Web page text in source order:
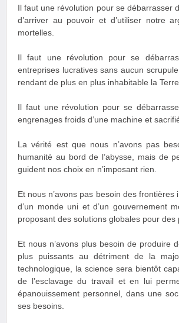
Il faut une révolution pour se débarrasser
d’arriver au pouvoir et d’utiliser notre
mortelles.
Il faut une révolution pour se
entreprises lucratives sans aucun
rendant de plus en plus inhabitable la
Il faut une révolution pour se
engrenages froids d’une machine et
La vérité est que nous n’avons pas
humanité au bord de l’abysse, mais de
guident nos choix en n’imposant rien.
Et nous n’avons pas besoin des
d’un monde uni et d’un gouvernement
proposant des solutions globales pour des
Et nous n’avons plus besoin de produire
plus puissants au détriment de la
technologique, la science sera bientôt
de l’esclavage du travail et en lui
épanouissement personnel, dans une
ses besoins.